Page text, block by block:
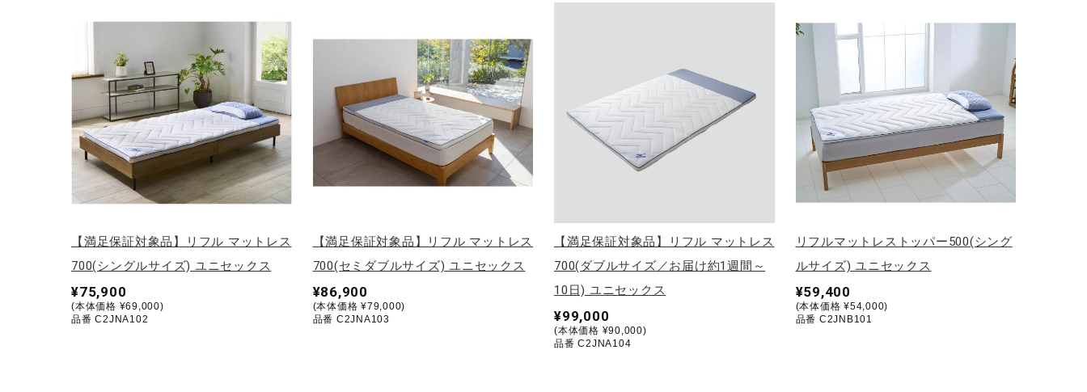
テニス／ソフトテニス
バドミントン
陸上競技
卓球
ソフトボール
ウィンタースポーツ
ワーキング
ウォーキングシューズ
ライフスタイルグッズ
スニーカー商品をすべて見る
【満足保証対象品】リフル マットレス
700(シングルサイズ) ユニセックス
¥75,900
(本体価格 ¥69,000)
品番 C2JNA102
【満足保証対象品】リフル マットレス
700(セミダブルサイズ) ユニセックス
¥86,900
(本体価格 ¥79,000)
品番 C2JNA103
【満足保証対象品】リフル マットレス
700(ダブルサイズ／お届け約1週間～
10日) ユニセックス
¥99,000
(本体価格 ¥90,000)
品番 C2JNA104
リフルマットレストッパー500(シング
ルサイズ) ユニセックス
¥59,400
(本体価格 ¥54,000)
品番 C2JNB101